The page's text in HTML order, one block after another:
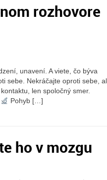
rozhovore
unavení. A viete, čo býva
sebe. Nekráčajte oproti sebe,
len spoločný smer.
Pohyb […]
ho v mozgu